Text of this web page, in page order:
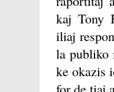
kaj Tony
iliaj
la publiko
ke okazis
for de tiaj